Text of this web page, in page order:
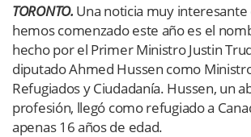
TORONTO. Una noticia muy interesante
hemos comenzado este año es el
hecho por el Primer Ministro Justin
diputado Ahmed Hussen como
Refugiados y Ciudadanía. Hussen, un
profesión, llegó como refugiado a
apenas 16 años de edad.